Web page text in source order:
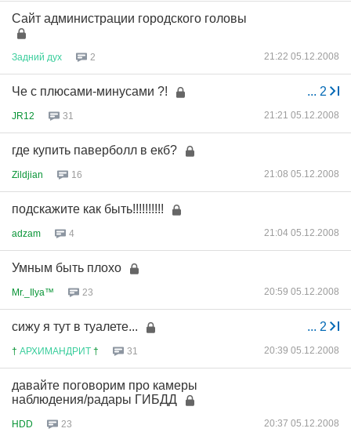
Сайт администрации городского головы
Задний дух 2 21:22 05.12.2008
... 2
Че с плюсами-минусами ?!
JR12 31 21:21 05.12.2008
где купить паверболл в екб?
Zildjian 16 21:08 05.12.2008
подскажите как быть!!!!!!!!!!
adzam 4 21:04 05.12.2008
Умным быть плохо
Mr._Ilya™ 23 20:59 05.12.2008
... 2
сижу я тут в туалете...
† АРХИМАНДРИТ † 31 20:39 05.12.2008
давайте поговорим про камеры
наблюдения/радары ГИБДД
HDD 23 20:37 05.12.2008